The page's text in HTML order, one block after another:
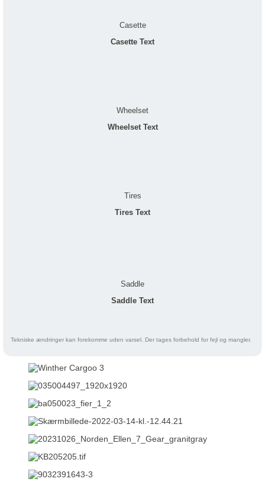
Casette
Casette Text
Wheelset
Wheelset Text
Tires
Tires Text
Saddle
Saddle Text
Tekniske ændringer kan forekomme uden varsel. Der tages forbehold for fejl og mangler.